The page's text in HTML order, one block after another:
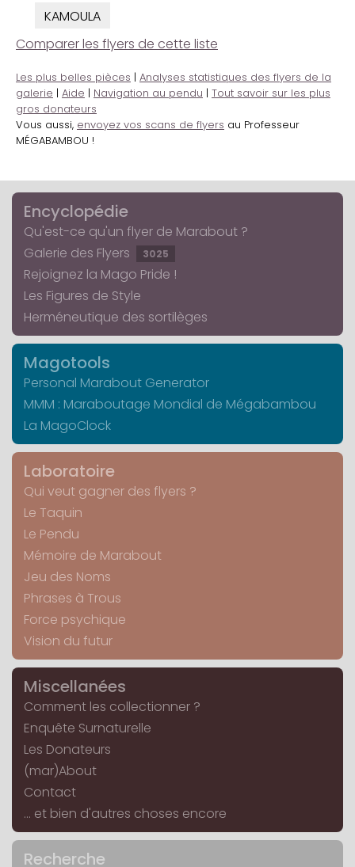
KAMOULA
Comparer les flyers de cette liste
Les plus belles pièces | Analyses statistiques des flyers de la
galerie | Aide | Navigation au pendu | Tout savoir sur les plus
gros donateurs
Vous aussi, envoyez vos scans de flyers au Professeur
MÉGABAMBOU !
Encyclopédie
Qu'est-ce qu'un flyer de Marabout ?
Galerie des Flyers
3025
Rejoignez la Mago Pride !
Les Figures de Style
Herméneutique des sortilèges
Magotools
Personal Marabout Generator
MMM : Maraboutage Mondial de Mégabambou
La MagoClock
Laboratoire
Qui veut gagner des flyers ?
Le Taquin
Le Pendu
Mémoire de Marabout
Jeu des Noms
Phrases à Trous
Force psychique
Vision du futur
Miscellanées
Comment les collectionner ?
Enquête Surnaturelle
Les Donateurs
(mar)About
Contact
... et bien d'autres choses encore
Recherche